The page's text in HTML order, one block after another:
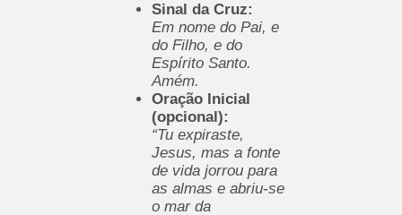
Sinal da Cruz:
Em nome do Pai, e
do Filho, e do
Espírito Santo.
Amém.
Oração Inicial
(opcional):
“Tu expiraste,
Jesus, mas a fonte
de vida jorrou para
as almas e abriu-se
o mar da